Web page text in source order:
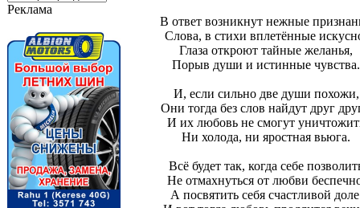
Реклама
В ответ возникнут нежные
Слова, в стихи вплетённые
Глаза откроют тайные желанья,
Порыв души и истинные чувства.
И, если сильно две души похожи,
Они тогда без слов найдут друг
И их любовь не смогут
Ни холода, ни яростная вьюга.
Всё будет так, когда себе
Не отмахнуться от любви
А посвятить себя счастливой